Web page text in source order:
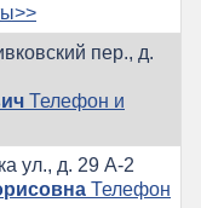
пер., д.
Телефон и
ул., д. 29 А-2
Телефон